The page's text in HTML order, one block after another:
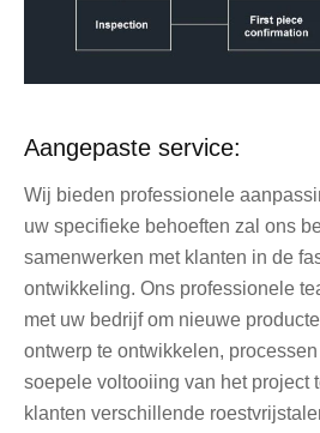
Aangepaste service:
Wij bieden professionele
uw specifieke behoeften zal ons
samenwerken met klanten in de
ontwikkeling. Ons professionele
met uw bedrijf om nieuwe
ontwerp te ontwikkelen,
soepele voltooiing van het project
klanten verschillende